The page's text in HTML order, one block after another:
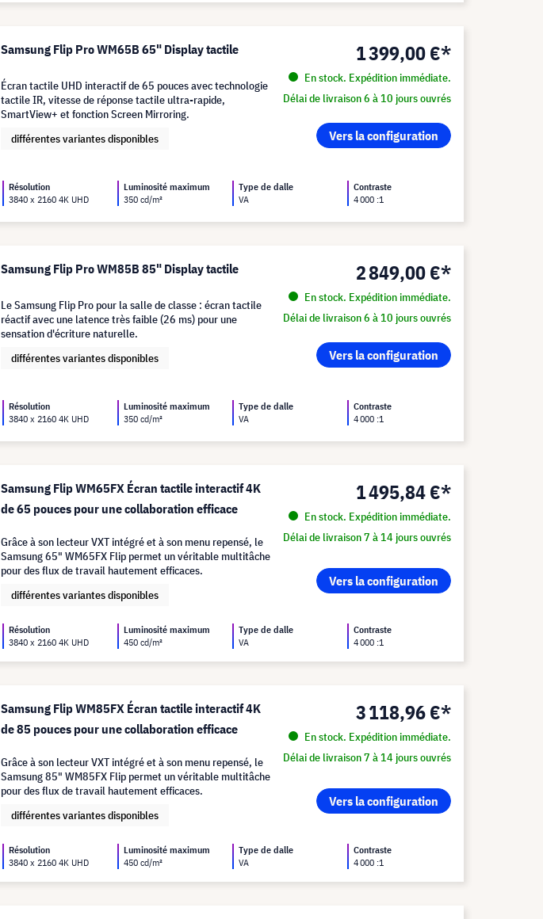
Samsung Flip Pro WM65B 65" Display tactile 1 399,00 €*
En stock. Expédition immédiate.
Délai de livraison 6 à 10 jours ouvrés
Vers la configuration
Écran tactile UHD interactif de 65 pouces avec technologie
tactile IR, vitesse de réponse tactile ultra-rapide,
SmartView+ et fonction Screen Mirroring.
différentes variantes disponibles
Résolution
3840 x 2160 4K UHD
Luminosité maximum
350 cd/m²
Type de dalle
VA
Contraste
4 000 :1
Samsung Flip Pro WM85B 85" Display tactile 2 849,00 €*
En stock. Expédition immédiate.
Délai de livraison 6 à 10 jours ouvrés
Vers la configuration
Le Samsung Flip Pro pour la salle de classe : écran tactile
réactif avec une latence très faible (26 ms) pour une
sensation d'écriture naturelle.
différentes variantes disponibles
Résolution
3840 x 2160 4K UHD
Luminosité maximum
350 cd/m²
Type de dalle
VA
Contraste
4 000 :1
Samsung Flip WM65FX Écran tactile interactif 4K
de 65 pouces pour une collaboration efficace
1 495,84 €*
En stock. Expédition immédiate.
Délai de livraison 7 à 14 jours ouvrés
Vers la configuration
Grâce à son lecteur VXT intégré et à son menu repensé, le
Samsung 65" WM65FX Flip permet un véritable multitâche
pour des flux de travail hautement efficaces.
différentes variantes disponibles
Résolution
3840 x 2160 4K UHD
Luminosité maximum
450 cd/m²
Type de dalle
VA
Contraste
4 000 :1
Samsung Flip WM85FX Écran tactile interactif 4K
de 85 pouces pour une collaboration efficace
3 118,96 €*
En stock. Expédition immédiate.
Délai de livraison 7 à 14 jours ouvrés
Vers la configuration
Grâce à son lecteur VXT intégré et à son menu repensé, le
Samsung 85" WM85FX Flip permet un véritable multitâche
pour des flux de travail hautement efficaces.
différentes variantes disponibles
Résolution
3840 x 2160 4K UHD
Luminosité maximum
450 cd/m²
Type de dalle
VA
Contraste
4 000 :1